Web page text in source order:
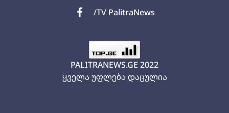
/TV PalitraNews
PALITRANEWS.GE 2022
ყველა უფლება დაცულია